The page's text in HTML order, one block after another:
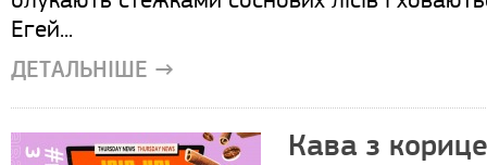
Егей...
ДЕТАЛЬНІШЕ →
Кава з